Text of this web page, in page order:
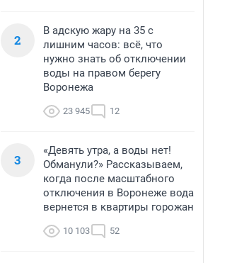
2
В адскую жару на 35 с
лишним часов: всё, что
нужно знать об отключении
воды на правом берегу
Воронежа
23 945 12
3
«Девять утра, а воды нет!
Обманули?» Рассказываем,
когда после масштабного
отключения в Воронеже вода
вернется в квартиры горожан
10 103 52